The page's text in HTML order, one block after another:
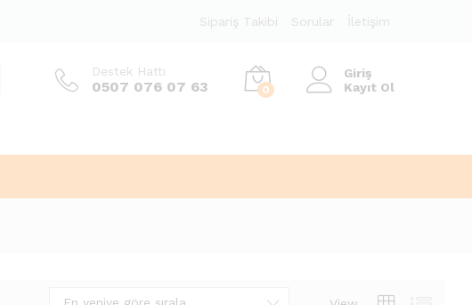
Sipariş Takibi Sorular İletişim
Destek Hattı
0507 076 07 63 0
Giriş
Kayıt Ol